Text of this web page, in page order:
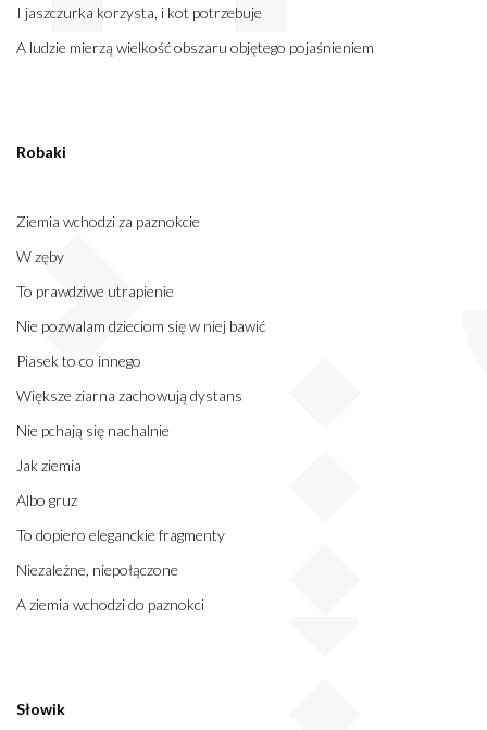
I jaszczurka korzysta, i kot potrzebuje
A ludzie mierzą wielkość obszaru objętego pojaśnieniem
Robaki
Ziemia wchodzi za paznokcie
W zęby
To prawdziwe utrapienie
Nie pozwalam dzieciom się w niej bawić
Piasek to co innego
Większe ziarna zachowują dystans
Nie pchają się nachalnie
Jak ziemia
Albo gruz
To dopiero eleganckie fragmenty
Niezależne, niepołączone
A ziemia wchodzi do paznokci
Słowik